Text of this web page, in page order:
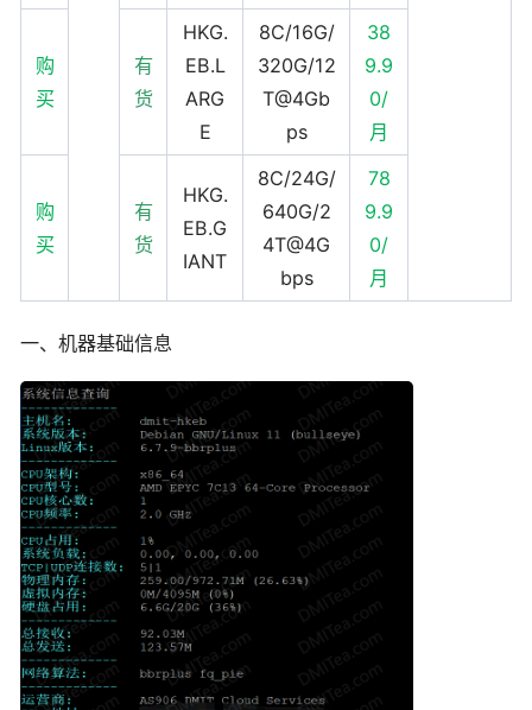
购
买
有
货
HKG.
EB.L
ARG
E
8C/16G/
320G/12
T@4Gb
ps
38
9.9
0/
月
购
买
有
货
HKG.
EB.G
IANT
8C/24G/
640G/2
4T@4G
bps
78
9.9
0/
月
一、机器基础信息